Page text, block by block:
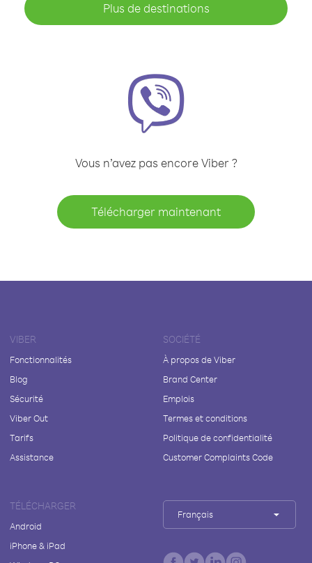
Plus de destinations
Vous n’avez pas encore Viber ?
Télécharger maintenant
VIBER
Fonctionnalités
Blog
Sécurité
Viber Out
Tarifs
Assistance
SOCIÉTÉ
À propos de Viber
Brand Center
Emplois
Termes et conditions
Politique de confidentialité
Customer Complaints Code
TÉLÉCHARGER
Android
iPhone & iPad
Français